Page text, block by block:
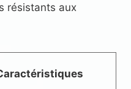
résistants aux